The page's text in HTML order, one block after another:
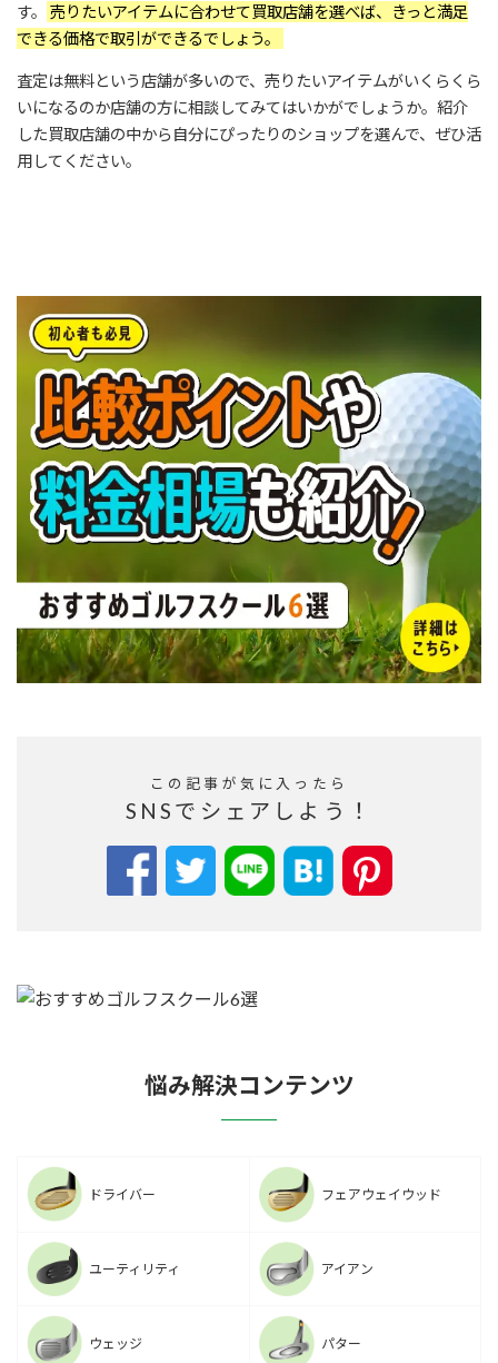
す。
売りたいアイテムに合わせて買取店舗を選べば、きっと満足
できる価格で取引ができるでしょう。
査定は無料という店舗が多いので、売りたいアイテムがいくらくら
いになるのか店舗の方に相談してみてはいかがでしょうか。紹介
した買取店舗の中から自分にぴったりのショップを選んで、ぜひ活
用してください。
この記事が気に入ったら
SNSでシェアしよう！
悩み解決コンテンツ
ドライバー フェアウェイウッド
ユーティリティ アイアン
ウェッジ パター